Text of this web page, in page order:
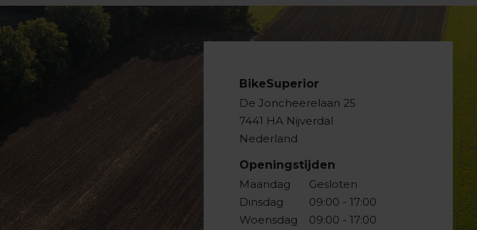
BikeSuperior
De Joncheerelaan 25
7441 HA Nijverdal
Nederland
Openingstijden
Maandag
Dinsdag
Woensdag
Gesloten
09:00 - 17:00
09:00 - 17:00